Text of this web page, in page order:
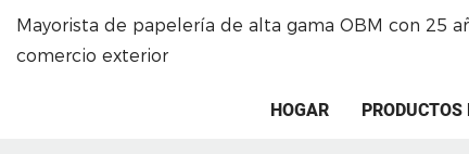
Mayorista de papelería de alta gama OBM con 25
comercio exterior
HOGAR